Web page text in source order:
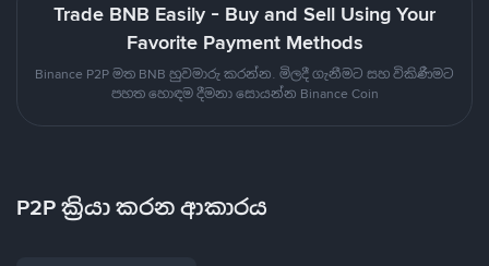
Trade BNB Easily - Buy and Sell Using Your
Favorite Payment Methods
Binance P2P මත BNB හුවමාරු කරන්න. මිලදී ගැනීමට සහ විකිණීමට
පහත හොඳම දීමනා සොයන්න Binance Coin
P2P ක්‍රියා කරන ආකාරය